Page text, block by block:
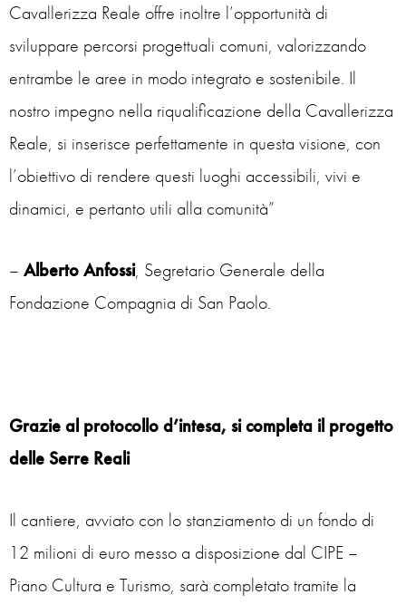
Cavallerizza Reale offre inoltre l’opportunità di
sviluppare percorsi progettuali comuni, valorizzando
entrambe le aree in modo integrato e sostenibile. Il
nostro impegno nella riqualificazione della Cavallerizza
Reale, si inserisce perfettamente in questa visione, con
l’obiettivo di rendere questi luoghi accessibili, vivi e
dinamici, e pertanto utili alla comunità”
– Alberto Anfossi, Segretario Generale della
Fondazione Compagnia di San Paolo.
Grazie al protocollo d’intesa, si completa il progetto
delle Serre Reali
Il cantiere, avviato con lo stanziamento di un fondo di
12 milioni di euro messo a disposizione dal CIPE –
Piano Cultura e Turismo, sarà completato tramite la